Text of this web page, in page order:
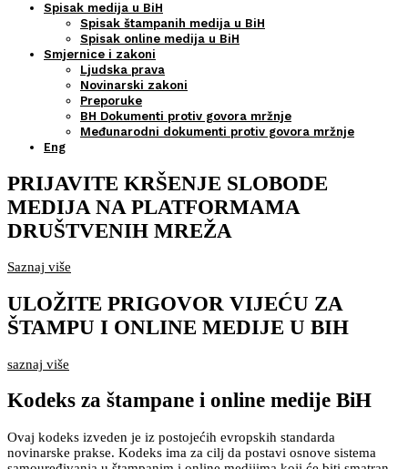
Spisak medija u BiH
Spisak štampanih medija u BiH
Spisak online medija u BiH
Smjernice i zakoni
Ljudska prava
Novinarski zakoni
Preporuke
BH Dokumenti protiv govora mržnje
Međunarodni dokumenti protiv govora mržnje
Eng
PRIJAVITE KRŠENJE SLOBODE
MEDIJA NA PLATFORMAMA
DRUŠTVENIH MREŽA
Saznaj više
ULOŽITE PRIGOVOR VIJEĆU ZA
ŠTAMPU I ONLINE MEDIJE U BIH
saznaj više
Kodeks za štampane i online medije BiH
Ovaj kodeks izveden je iz postojećih evropskih standarda
novinarske prakse. Kodeks ima za cilj da postavi osnove sistema